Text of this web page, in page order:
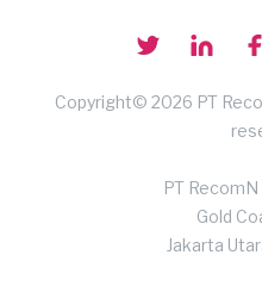
Copyright© 2026 PT
PT
Gold
Jakarta